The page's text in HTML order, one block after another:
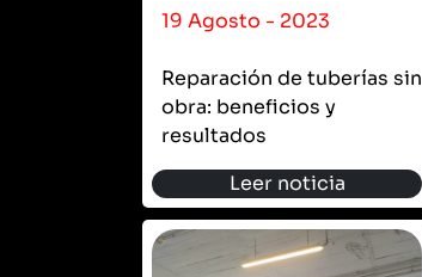
19 Agosto - 2023
Reparación de tuberías sin
obra: beneficios y
resultados
Leer noticia